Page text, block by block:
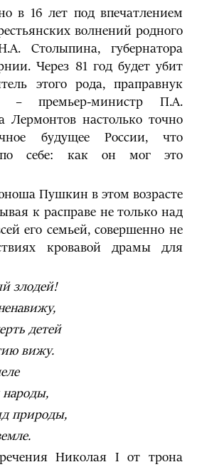
в 16 лет под впечатлением
волнений родного
Столыпина, губернатора
Через 81 год будет убит
этого рода, праправнук
– премьер-министр П.А.
настолько точно
будущее России, что
по себе: как он мог это
Пушкин в этом возрасте
к расправе не только над
его семьей, совершенно не
кровавой драмы для
злодей!
детей
вижу.
народы,
природы,
Николая I от трона